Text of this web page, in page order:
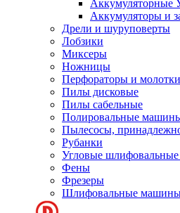
Аккумуляторы и
Дрели и шуруповерты
Лобзики
Миксеры
Ножницы
Перфораторы и молотки
Пилы дисковые
Пилы сабельные
Полировальные
Пылесосы,
Рубанки
Угловые
Фены
Фрезеры
Шлифовальные